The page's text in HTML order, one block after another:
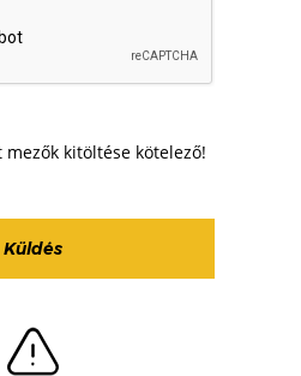
kitöltése kötelező!